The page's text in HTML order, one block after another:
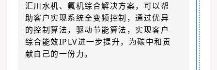
汇川水机、氟机综合解决方案，可以帮
助客户实现系统全变频控制，通过优异
的控制算法，驱动节能算法，实现客户
综合能效IPLV进一步提升，为碳中和贡
献自己的一份力。